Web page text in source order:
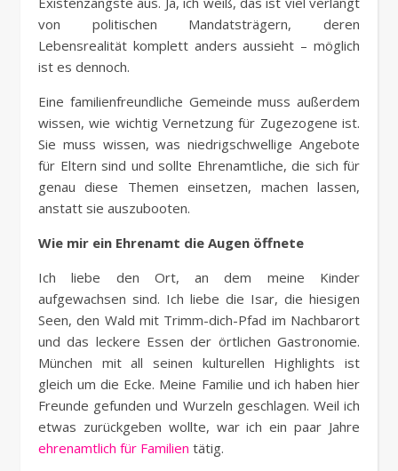
von politischen Mandatsträgern, deren
Lebensrealität komplett anders aussieht – möglich
ist es dennoch.
Eine familienfreundliche Gemeinde muss außerdem
wissen, wie wichtig Vernetzung für Zugezogene ist.
Sie muss wissen, was niedrigschwellige Angebote
für Eltern sind und sollte Ehrenamtliche, die sich für
genau diese Themen einsetzen, machen lassen,
anstatt sie auszubooten.
Wie mir ein Ehrenamt die Augen öffnete
Ich liebe den Ort, an dem meine Kinder
aufgewachsen sind. Ich liebe die Isar, die hiesigen
Seen, den Wald mit Trimm-dich-Pfad im Nachbarort
und das leckere Essen der örtlichen Gastronomie.
München mit all seinen kulturellen Highlights ist
gleich um die Ecke. Meine Familie und ich haben hier
Freunde gefunden und Wurzeln geschlagen. Weil ich
etwas zurückgeben wollte, war ich ein paar Jahre
ehrenamtlich für Familien tätig.